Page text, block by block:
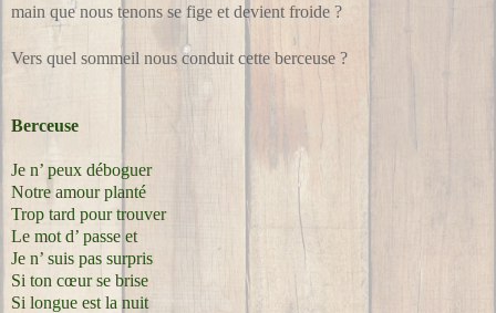
main que nous tenons se fige et devient froide ?
Vers quel sommeil nous conduit cette berceuse ?
Berceuse
Je n’ peux déboguer
Notre amour planté
Trop tard pour trouver
Le mot d’ passe et
Je n’ suis pas surpris
Si ton cœur se brise
Si longue est la nuit